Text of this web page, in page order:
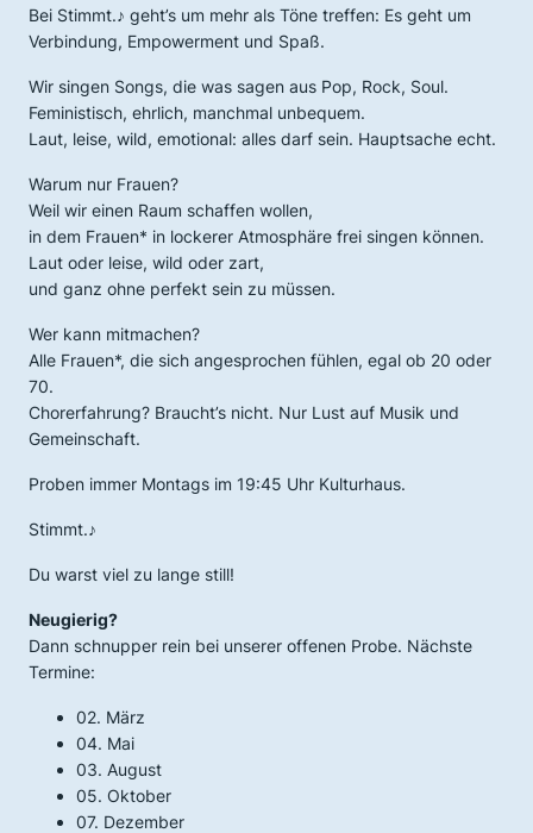
Bei Stimmt.♪ geht’s um mehr als Töne treffen: Es geht um
Verbindung, Empowerment und Spaß.
Wir singen Songs, die was sagen aus Pop, Rock, Soul.
Feministisch, ehrlich, manchmal unbequem.
Laut, leise, wild, emotional: alles darf sein. Hauptsache echt.
Warum nur Frauen?
Weil wir einen Raum schaffen wollen,
in dem Frauen* in lockerer Atmosphäre frei singen können.
Laut oder leise, wild oder zart,
und ganz ohne perfekt sein zu müssen.
Wer kann mitmachen?
Alle Frauen*, die sich angesprochen fühlen, egal ob 20 oder
70.
Chorerfahrung? Braucht’s nicht. Nur Lust auf Musik und
Gemeinschaft.
Proben immer Montags im 19:45 Uhr Kulturhaus.
Stimmt.♪
Du warst viel zu lange still!
Neugierig?
Dann schnupper rein bei unserer offenen Probe. Nächste
Termine:
02. März
04. Mai
03. August
05. Oktober
07. Dezember